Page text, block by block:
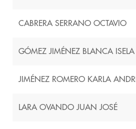
CABRERA SERRANO OCTAVIO
GÓMEZ JIMÉNEZ BLANCA ISELA
JIMÉNEZ ROMERO KARLA
LARA OVANDO JUAN JOSÉ